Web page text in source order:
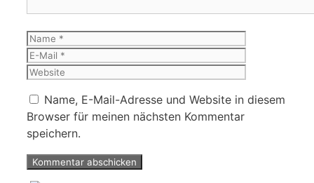
Name
Name, E-Mail-Adresse und Website in diesem
Browser für meinen nächsten Kommentar
speichern.